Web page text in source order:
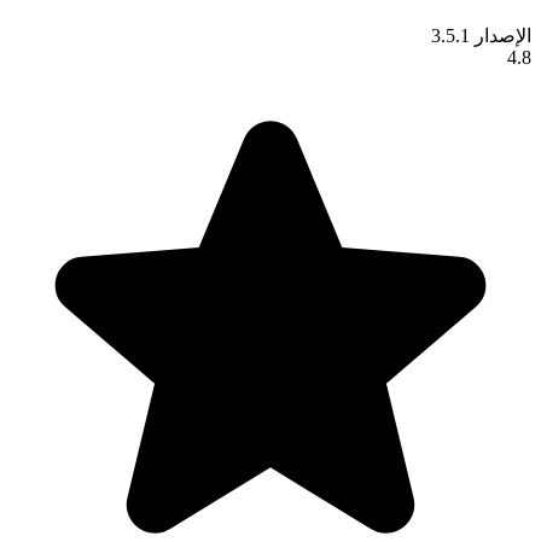
الإصدار 3.5.1
4.8